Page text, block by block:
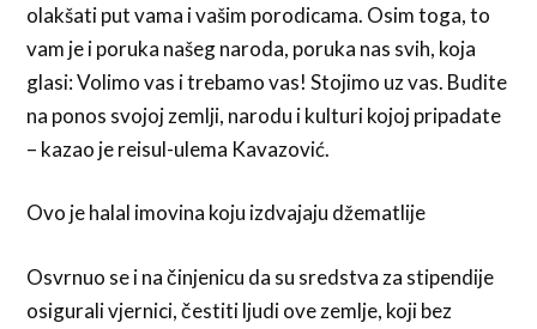
olakšati put vama i vašim porodicama. Osim toga, to
vam je i poruka našeg naroda, poruka nas svih, koja
glasi: Volimo vas i trebamo vas! Stojimo uz vas. Budite
na ponos svojoj zemlji, narodu i kulturi kojoj pripadate
– kazao je reisul-ulema Kavazović.
Ovo je halal imovina koju izdvajaju džematlije
Osvrnuo se i na činjenicu da su sredstva za stipendije
osigurali vjernici, čestiti ljudi ove zemlje, koji bez